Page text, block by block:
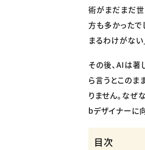
術がまだまだ世
方も多かったで
まるわけがない
その後、AIは著
ら言うとこのま
りません。なぜ
bデザイナーに
目次